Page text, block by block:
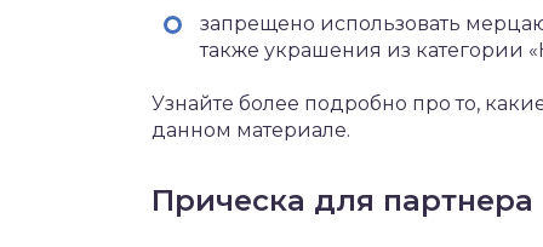
запрещено использовать
также украшения из категории
Узнайте более подробно про то,
данном материале.
Прическа для партнера